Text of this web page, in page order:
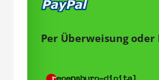
Per Überweisung